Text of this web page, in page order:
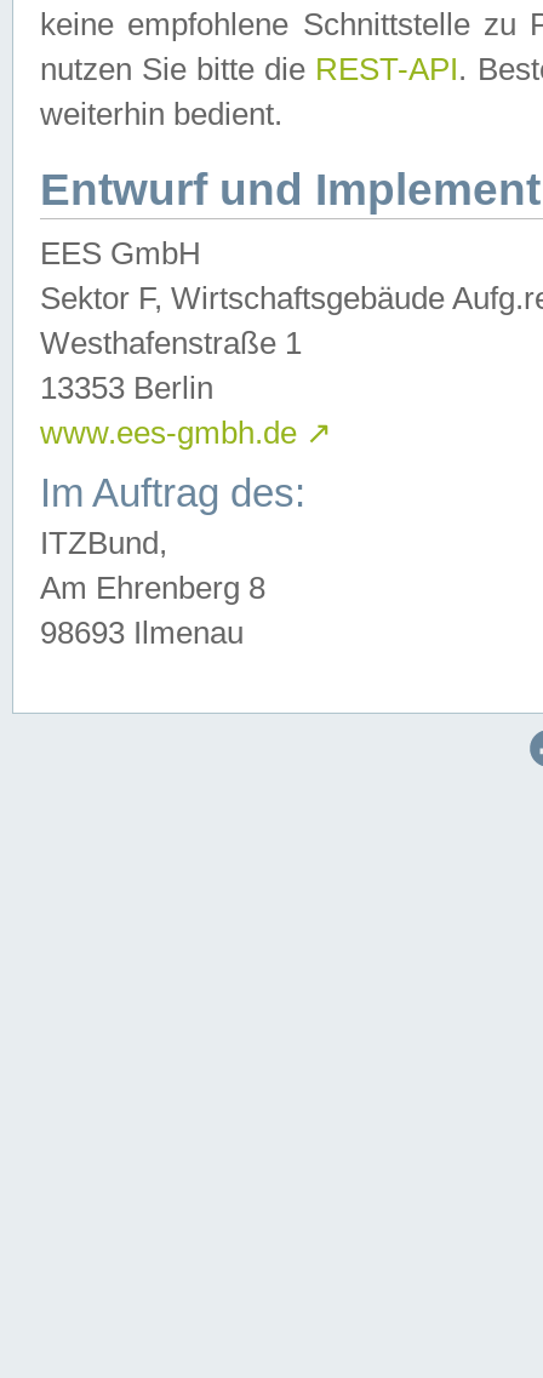
keine empfohlene Schnittstelle zu
nutzen Sie bitte die REST-API.
weiterhin bedient.
Entwurf und
EES GmbH
Sektor F, Wirtschaftsgebäude
Westhafenstraße 1
13353 Berlin
www.ees-gmbh.de ↗
Im Auftrag des:
ITZBund,
Am Ehrenberg 8
98693 Ilmenau